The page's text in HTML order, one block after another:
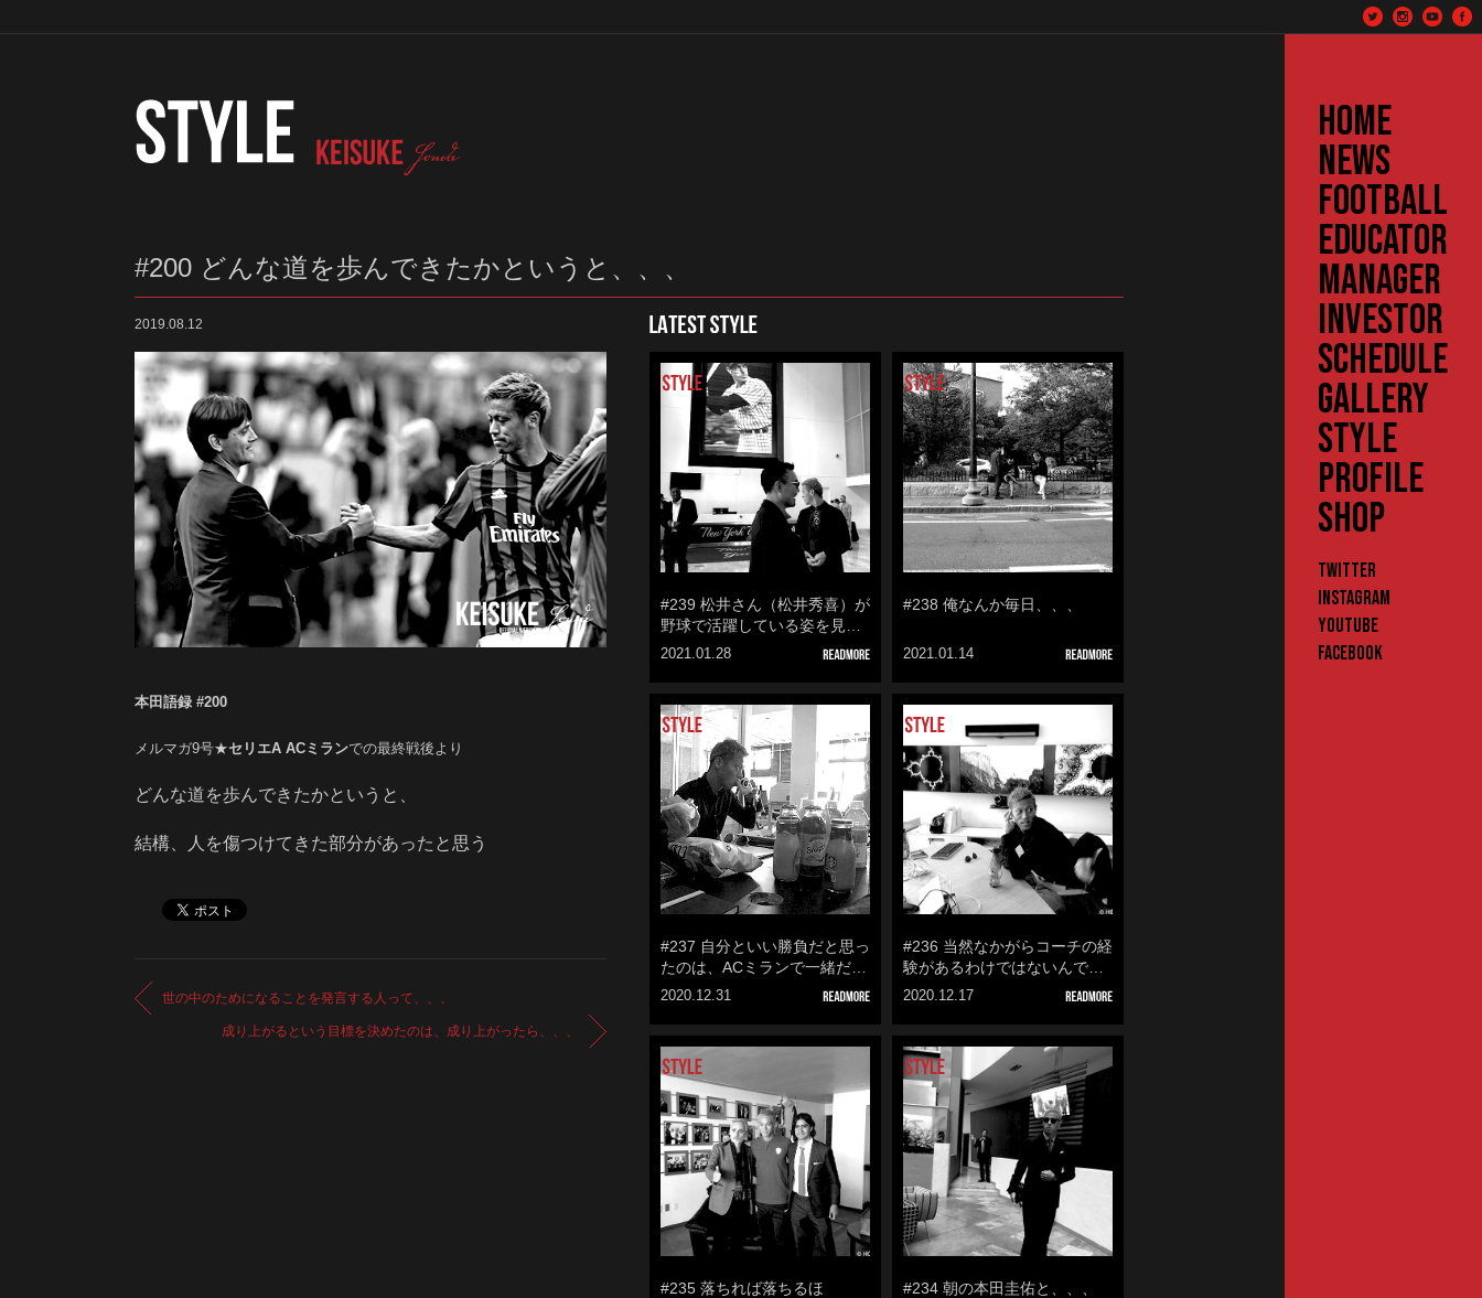
#200 どんな道を歩んできたかというと、、、
2019.08.12
本田語録 #200
メルマガ9号★セリエA ACミランでの最終戦後より
どんな道を歩んできたかというと、
結構、人を傷つけてきた部分があったと思う
世の中のためになることを発言する人って、、、
成り上がるという目標を決めたのは、成り上がったら、、、
#239 松井さん（松井秀喜）が
野球で活躍している姿を見…
2021.01.28
#238 俺なんか毎日、、、
2021.01.14
#237 自分といい勝負だと思っ
たのは、ACミランで一緒だ…
2020.12.31
#236 当然なかがらコーチの経
験があるわけではないんで…
2020.12.17
#235 落ちれば落ちるほ
#234 朝の本田圭佑と、、、
HOME
NEWS
FOOTBALL
EDUCATOR
MANAGER
INVESTOR
SCHEDULE
GALLERY
STYLE
PROFILE
SHOP
Twitter
Instagram
YouTube
Facebook